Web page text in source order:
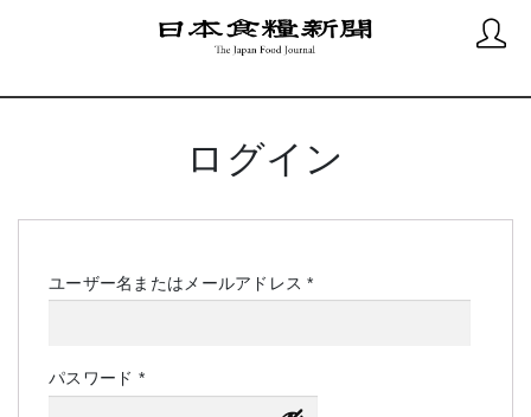
ログイン
ユーザー名またはメールアドレス*必
パスワード *必
須